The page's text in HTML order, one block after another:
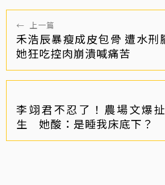
← 上一篇
禾浩辰暴瘦成皮包骨 遭水刑
她狂吃控肉崩潰喊痛苦
李翊君不忍了！農場文爆
生 她酸：是睡我床底下？